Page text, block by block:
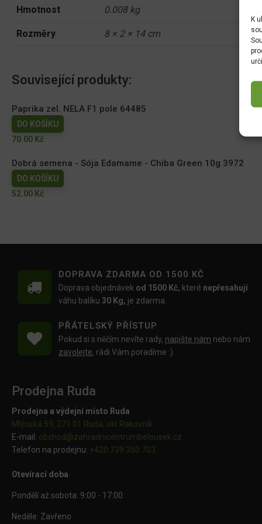
K
Hmotnost 0.008 kg
Rozměry 8 × 2 × 14 cm
Související produkty:
Paprika zel. NELA F1 pole 64485
DO KOŠÍKU
70.00 Kč
Dobrá semena - Sója Edamame - Chiba Green 10g 3972
DO KOŠÍKU
52.00 Kč
DOPRAVA ZDARMA OD 1500 KČ
Doprava objednávek od 1500 Kč, které nepřesahují
váhu balíku30 Kg, je zdarma.
PŘÁTELSKÝ PŘÍSTUP
Pokud si s něčím nevíte rady, napište nám nebo nám
zavolejte, rádi Vám poradíme :)
Prodejna Ruda
Prodejna a výdejní místo Ruda
Mlýnská 59, 271 01 Ruda, okr.Rakovník
E-mail: obchod@zahradnicentrumbelousek.cz
Telefon na prodejnu: +420 739 350 703
Otevírací doba
Pondělí až sobota: 9:00 - 17:00
Neděle: Zavřeno